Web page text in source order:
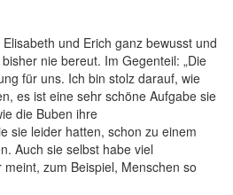
und Erich ganz bewusst und
nie bereut. Im Gegenteil: „Die
für uns. Ich bin stolz darauf, wie
es ist eine sehr schöne Aufgabe sie
die Buben ihre
sie leider hatten, schon zu einem
Auch sie selbst habe viel
zum Beispiel, Menschen so